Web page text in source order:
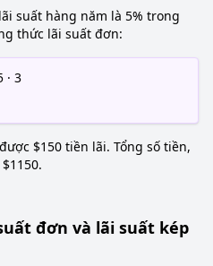
suất hàng năm là 5% trong
thức lãi suất đơn:
· 3
$150 tiền lãi. Tổng số tiền,
đơn và lãi suất kép